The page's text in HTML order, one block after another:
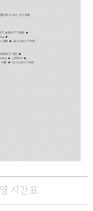
시간표